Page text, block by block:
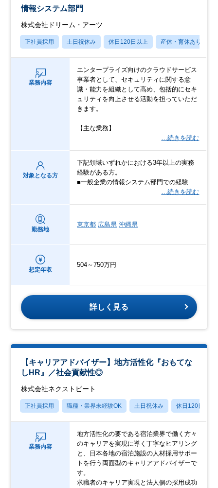
情報システム部門
株式会社ドリーム・アーツ
正社員採用 土日祝休み 休日120日以上 産休・育休あり
業務内容
エンタープライズ向けのクラウドサービス
事業者として、セキュリティに関する意
識・能力を組織として高め、包括的にセキ
ュリティを向上させる活動を担っていただ
きます。
【主な業務】
…続きを読む
対象となる方
下記領域いずれかにおける3年以上の実務
経験がある方。
■一般企業の情報システム部門での経験
…続きを読む
勤務地
東京都 広島県 沖縄県
想定年収
504～750万円
詳しく見る
【キャリアアドバイザー】地方活性化『おもてな
しHR』／社会貢献性◎
株式会社ネクストビート
正社員採用 職種・業界未経験OK 土日祝休み 休日120日以上
業務内容
地方活性化の要である宿泊業界で働く方々
のキャリアを実現に導く丁寧なヒアリング
と、日本各地の宿泊施設の人材採用サポー
トを行う両面型のキャリアアドバイザーで
す。
求職者のキャリア実現と法人側の採用成功